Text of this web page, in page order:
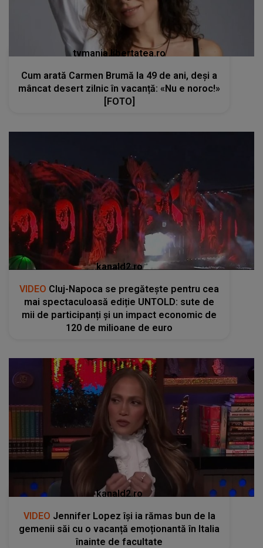
tvmania.libertatea.ro
Cum arată Carmen Brumă la 49 de ani, deși a
mâncat desert zilnic în vacanță: «Nu e noroc!»
[FOTO]
kanald2.ro
VIDEO Cluj-Napoca se pregătește pentru cea
mai spectaculoasă ediție UNTOLD: sute de
mii de participanți și un impact economic de
120 de milioane de euro
kanald2.ro
VIDEO Jennifer Lopez își ia rămas bun de la
gemenii săi cu o vacanță emoționantă în Italia
înainte de facultate